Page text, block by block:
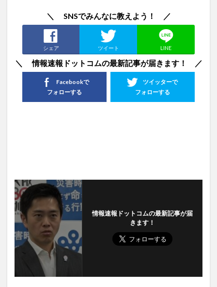
＼ SNSでみんなに教えよう！ ／
シェア ツイート LINE
＼ 情報速報ドットコムの最新記事が届きます！ ／
ツイッターで
フォローする
Facebookで
フォローする
情報速報ドットコムの最新記事が届
きます！